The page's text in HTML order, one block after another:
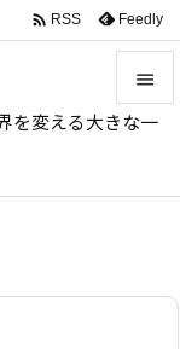
を変える大きな一



 RSS Feedly